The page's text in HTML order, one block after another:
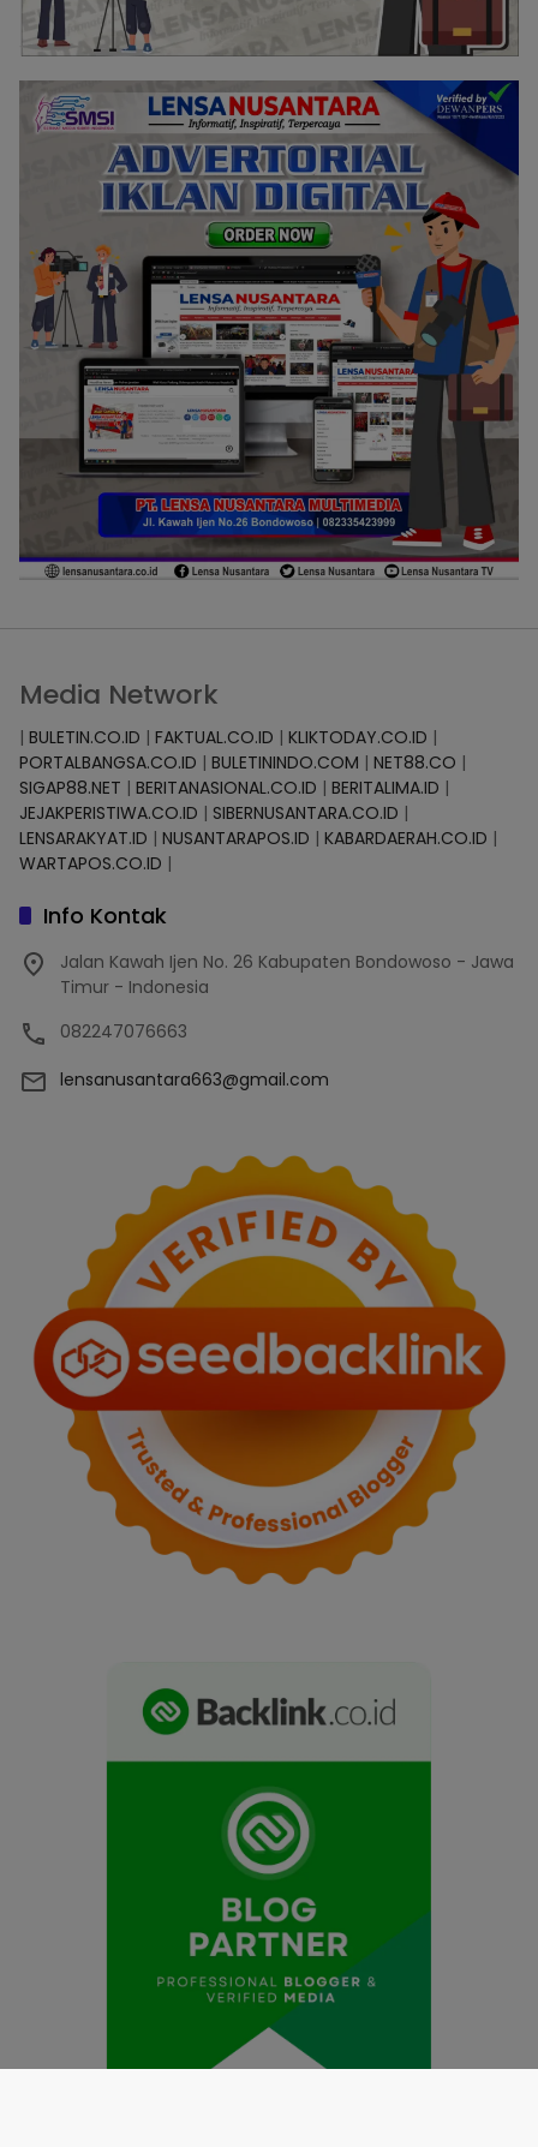
Media Network
| BULETIN.CO.ID | FAKTUAL.CO.ID | KLIKTODAY.CO.ID |
PORTALBANGSA.CO.ID | BULETININDO.COM | NET88.CO |
SIGAP88.NET | BERITANASIONAL.CO.ID | BERITALIMA.ID |
JEJAKPERISTIWA.CO.ID | SIBERNUSANTARA.CO.ID |
LENSARAKYAT.ID | NUSANTARAPOS.ID | KABARDAERAH.CO.ID |
WARTAPOS.CO.ID |
Info Kontak
Jalan Kawah Ijen No. 26 Kabupaten Bondowoso - Jawa
Timur - Indonesia
082247076663
lensanusantara663@gmail.com